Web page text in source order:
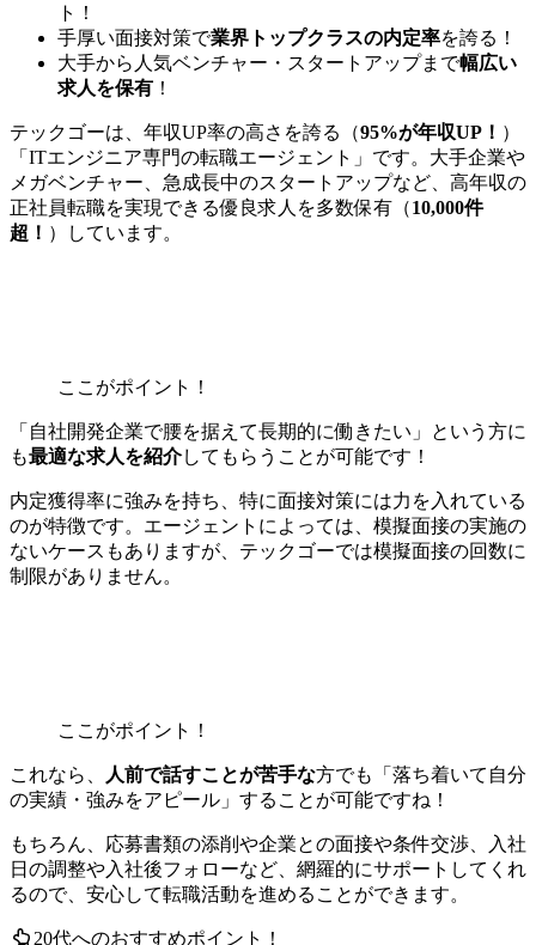
ト！
手厚い面接対策で業界トップクラスの内定率を誇る！
大手から人気ベンチャー・スタートアップまで幅広い
求人を保有 ！
テックゴーは、年収UP率の高さを誇る（95%が年収UP！ ）
「ITエンジニア専門の転職エージェント」です。大手企業や
メガベンチャー、急成長中のスタートアップなど、 高年収の
正社員転職を実現できる優良求人を多数保有（10,000件
超！ ） しています。
ここがポイント！
「自社開発企業で腰を据えて長期的に働きたい」という方に
も最適な求人を紹介してもらうことが可能です！
内定獲得率に強みを持ち、特に面接対策には力を入れている
のが特徴です。エージェントによっては、模擬面接の実施の
ないケースもありますが、テックゴーでは模擬面接の回数に
制限がありません。
ここがポイント！
これなら、 人前で話すことが苦手な方でも「落ち着いて自分
の実績・強みをアピール」することが可能ですね！
もちろん、応募書類の添削や企業との面接や条件交渉、入社
日の調整や入社後フォローなど、 網羅的にサポートしてくれ
るので、安心して転職活動を進める ことができます。
20代へのおすすめポイント！